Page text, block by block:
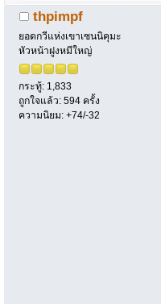
thpimpf
ยอดกวีแห่งเขาเซนนิคุมะ
หัวหน้าฝูงหมีใหญ่
กระทู้: 1,833
ถูกใจแล้ว: 594 ครั้ง
ความนิยม: +74/-32